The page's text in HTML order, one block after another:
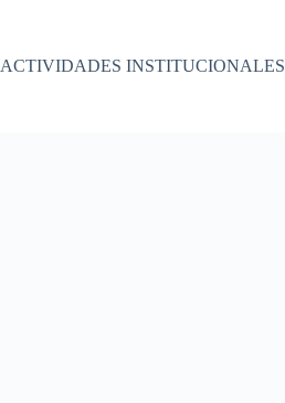
ACTIVIDADES INSTITUCIONALES